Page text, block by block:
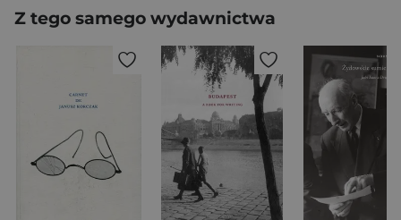
Z tego samego wydawnictwa